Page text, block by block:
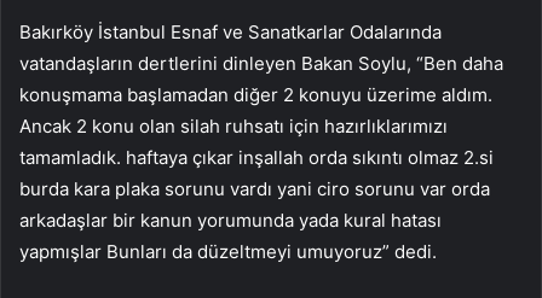
Bakırköy İstanbul Esnaf ve Sanatkarlar Odalarında
vatandaşların dertlerini dinleyen Bakan Soylu, “Ben daha
konuşmama başlamadan diğer 2 konuyu üzerime aldım.
Ancak 2 konu olan silah ruhsatı için hazırlıklarımızı
tamamladık. haftaya çıkar inşallah orda sıkıntı olmaz 2.si
burda kara plaka sorunu vardı yani ciro sorunu var orda
arkadaşlar bir kanun yorumunda yada kural hatası
yapmışlar Bunları da düzeltmeyi umuyoruz” dedi.